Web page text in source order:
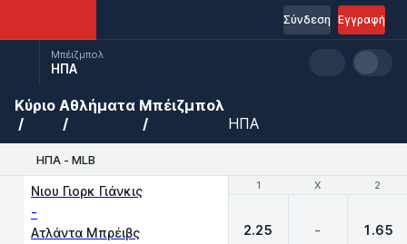
Εγγραφή
Σύνδεση
Μπέιζμπολ
ΗΠΑ
Κύριο Αθλήματα Μπέιζμπολ
ΗΠΑ
ΗΠΑ - MLB
1 X 2
Νιου Γιορκ Γιάνκις
-
Ατλάντα Μπρέιβς
1 X 2
2.25 - 1.65